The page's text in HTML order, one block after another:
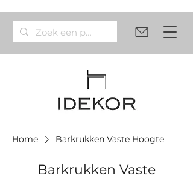
Home Barkrukken Vaste Hoogte
Barkrukken Vaste